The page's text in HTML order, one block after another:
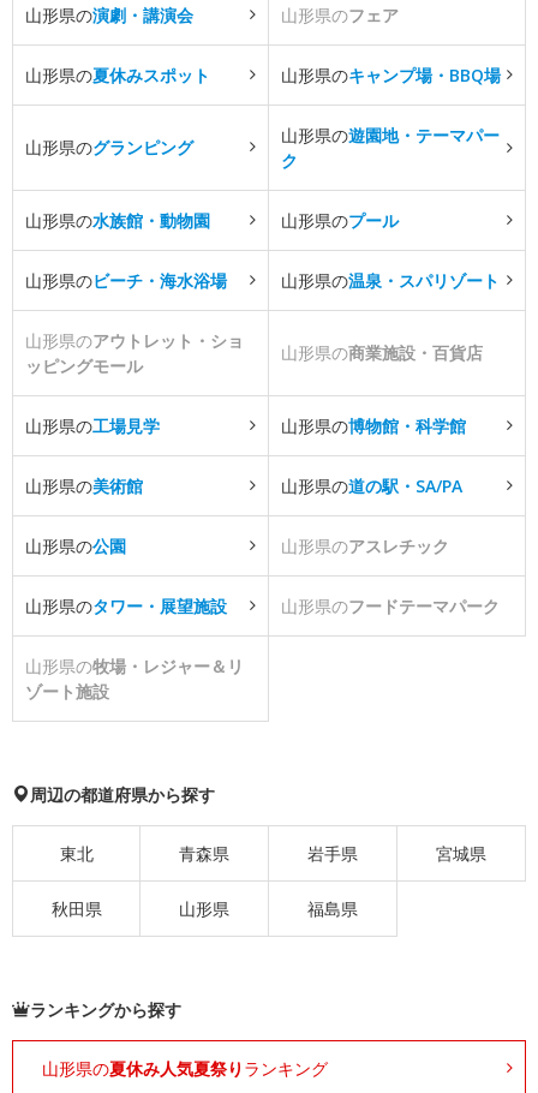
山形県の演劇・講演会 山形県のフェア
山形県の夏休みスポット 山形県のキャンプ場・BBQ場
山形県のグランピング
山形県の遊園地・テーマパー
ク
山形県の水族館・動物園 山形県のプール
山形県のビーチ・海水浴場 山形県の温泉・スパリゾート
山形県のアウトレット・ショ
ッピングモール
山形県の商業施設・百貨店
山形県の工場見学 山形県の博物館・科学館
山形県の美術館 山形県の道の駅・SA/PA
山形県の公園 山形県のアスレチック
山形県のタワー・展望施設 山形県のフードテーマパーク
山形県の牧場・レジャー＆リ
ゾート施設
周辺の都道府県から探す
東北 青森県 岩手県 宮城県
秋田県 山形県 福島県
ランキングから探す
山形県の夏休み人気夏祭り ランキング